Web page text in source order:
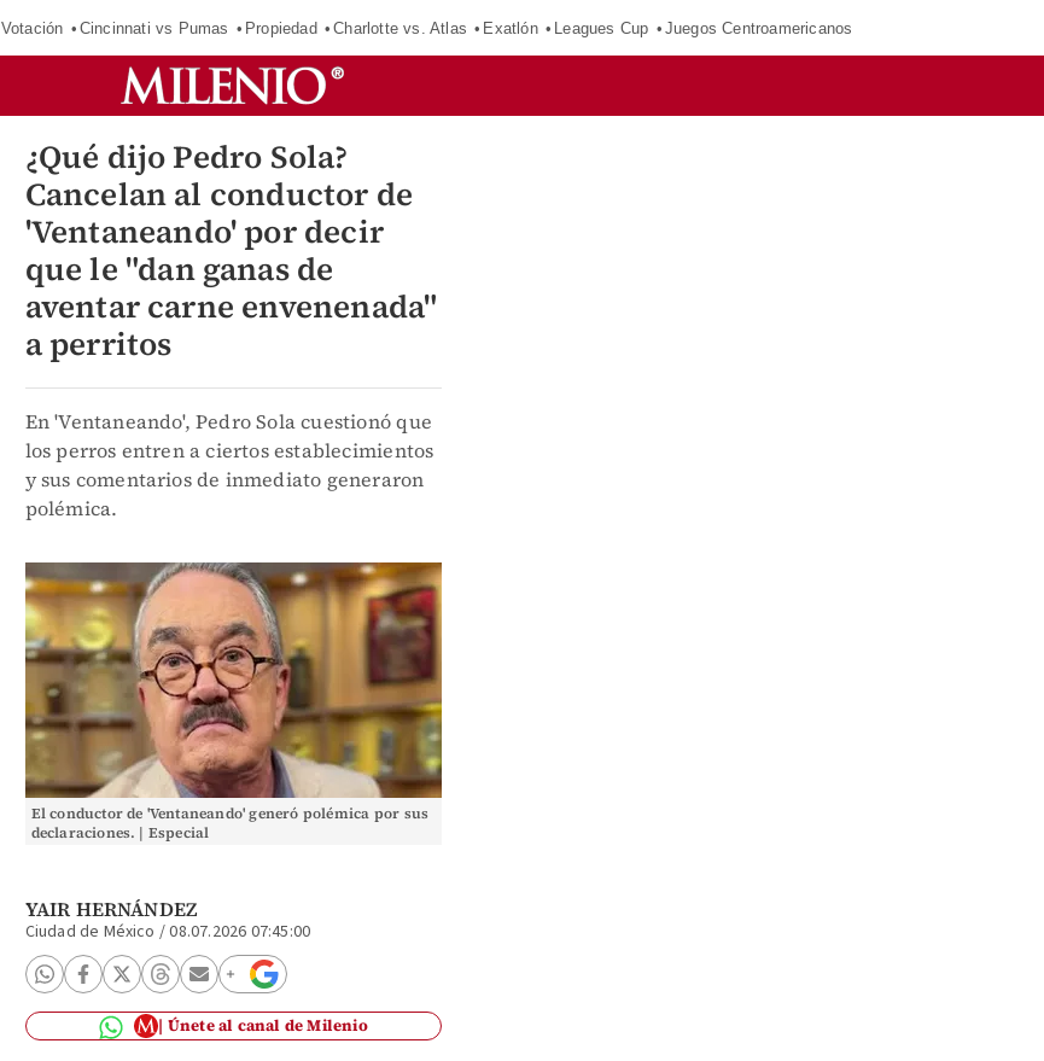
Votación Cincinnati vs Pumas Propiedad Charlotte vs. Atlas Exatlón Leagues Cup Juegos Centroamericanos
¿Qué dijo Pedro Sola?
Cancelan al conductor de
'Ventaneando' por decir
que le "dan ganas de
aventar carne envenenada"
a perritos
En 'Ventaneando', Pedro Sola cuestionó que
los perros entren a ciertos establecimientos
y sus comentarios de inmediato generaron
polémica.
El conductor de 'Ventaneando' generó polémica por sus
declaraciones. | Especial
YAIR HERNÁNDEZ
Ciudad de México /08.07.2026 07:45:00
Únete al canal de Milenio